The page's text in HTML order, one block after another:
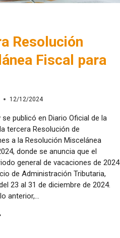
Resolución
Fiscal para
12/12/2024
se publicó en Diario Oficial de la
tercera Resolución de
a la Resolución Miscelánea
donde se anuncia que el
general de vacaciones de 2024
de Administración Tributaria,
23 al 31 de diciembre de 2024.
anterior,…